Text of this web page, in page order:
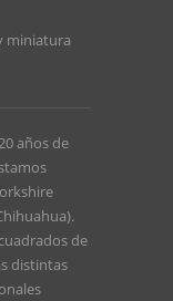
miniatura
años de
de
distintas